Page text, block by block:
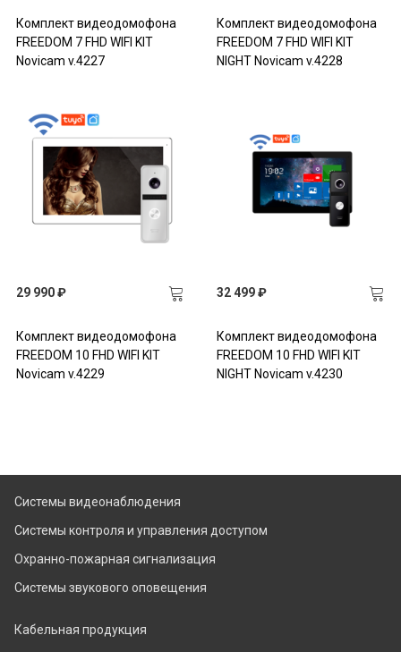
Комплект видеодомофона
FREEDOM 7 FHD WIFI KIT
Novicam v.4227
Комплект видеодомофона
FREEDOM 7 FHD WIFI KIT
NIGHT Novicam v.4228
29 990 ₽
Комплект видеодомофона
FREEDOM 10 FHD WIFI KIT
Novicam v.4229
32 499 ₽
Комплект видеодомофона
FREEDOM 10 FHD WIFI KIT
NIGHT Novicam v.4230
Системы видеонаблюдения
Системы контроля и управления доступом
Охранно-пожарная сигнализация
Системы звукового оповещения
Кабельная продукция